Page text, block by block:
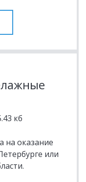
кб
на оказание
или